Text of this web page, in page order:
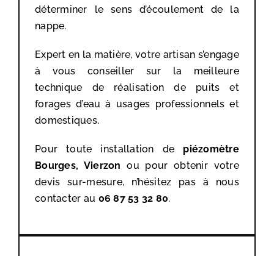
déterminer le sens d’écoulement de la
nappe.
Expert en la matière, votre artisan s’engage
à vous conseiller sur la meilleure
technique de réalisation de puits et
forages d’eau à usages professionnels et
domestiques.
Pour toute installation de piézomètre
Bourges, Vierzon ou pour obtenir votre
devis sur-mesure, n’hésitez pas à nous
contacter au 06 87 53 32 80.